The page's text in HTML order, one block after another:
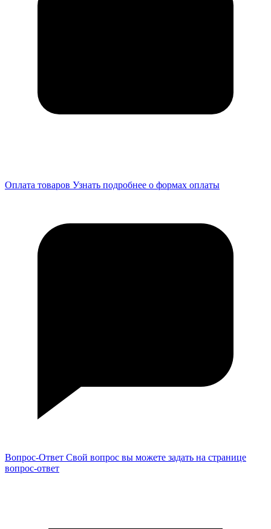
Оплата товаров Узнать подробнее о формах оплаты
Вопрос-Ответ Свой вопрос вы можете задать на странице
вопрос-ответ